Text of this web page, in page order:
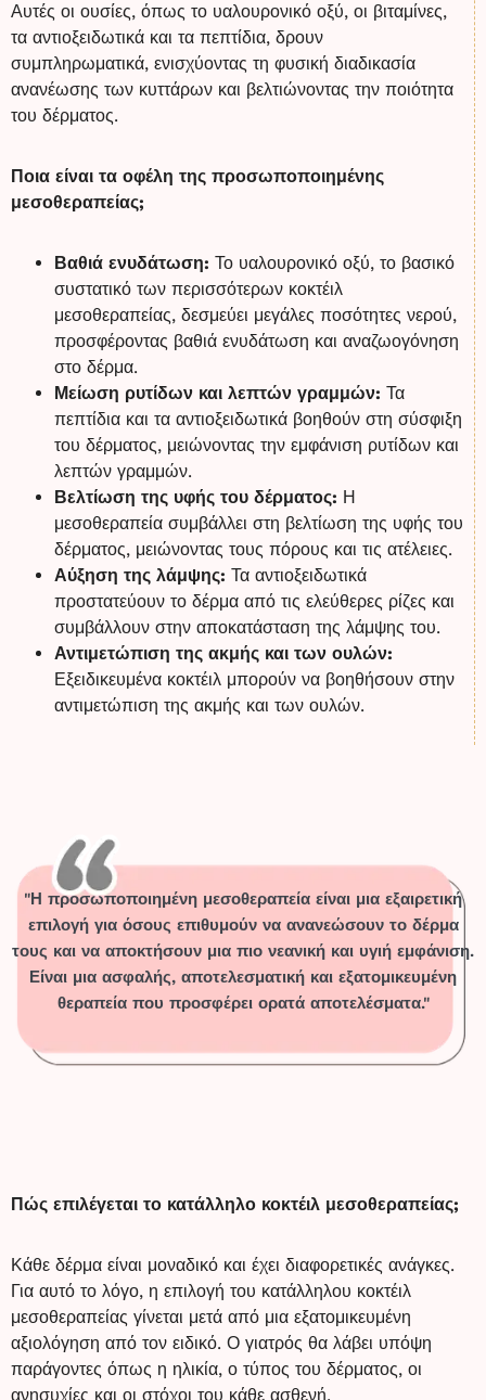
Αυτές οι ουσίες, όπως το υαλουρονικό οξύ, οι βιταμίνες,
τα αντιοξειδωτικά και τα πεπτίδια, δρουν
συμπληρωματικά, ενισχύοντας τη φυσική διαδικασία
ανανέωσης των κυττάρων και βελτιώνοντας την ποιότητα
του δέρματος.
Ποια είναι τα οφέλη της προσωποποιημένης
μεσοθεραπείας;
Βαθιά ενυδάτωση: Το υαλουρονικό οξύ, το βασικό
συστατικό των περισσότερων κοκτέιλ
μεσοθεραπείας, δεσμεύει μεγάλες ποσότητες νερού,
προσφέροντας βαθιά ενυδάτωση και αναζωογόνηση
στο δέρμα.
Μείωση ρυτίδων και λεπτών γραμμών: Τα
πεπτίδια και τα αντιοξειδωτικά βοηθούν στη σύσφιξη
του δέρματος, μειώνοντας την εμφάνιση ρυτίδων και
λεπτών γραμμών.
Βελτίωση της υφής του δέρματος: Η
μεσοθεραπεία συμβάλλει στη βελτίωση της υφής του
δέρματος, μειώνοντας τους πόρους και τις ατέλειες.
Αύξηση της λάμψης: Τα αντιοξειδωτικά
προστατεύουν το δέρμα από τις ελεύθερες ρίζες και
συμβάλλουν στην αποκατάσταση της λάμψης του.
Αντιμετώπιση της ακμής και των ουλών:
Εξειδικευμένα κοκτέιλ μπορούν να βοηθήσουν στην
αντιμετώπιση της ακμής και των ουλών.
"Η προσωποποιημένη μεσοθεραπεία είναι μια εξαιρετική
επιλογή για όσους επιθυμούν να ανανεώσουν το δέρμα
τους και να αποκτήσουν μια πιο νεανική και υγιή εμφάνιση.
Είναι μια ασφαλής, αποτελεσματική και εξατομικευμένη
θεραπεία που προσφέρει ορατά αποτελέσματα."
Πώς επιλέγεται το κατάλληλο κοκτέιλ μεσοθεραπείας;
Κάθε δέρμα είναι μοναδικό και έχει διαφορετικές ανάγκες.
Για αυτό το λόγο, η επιλογή του κατάλληλου κοκτέιλ
μεσοθεραπείας γίνεται μετά από μια εξατομικευμένη
αξιολόγηση από τον ειδικό. Ο γιατρός θα λάβει υπόψη
παράγοντες όπως η ηλικία, ο τύπος του δέρματος, οι
ανησυχίες και οι στόχοι του κάθε ασθενή.